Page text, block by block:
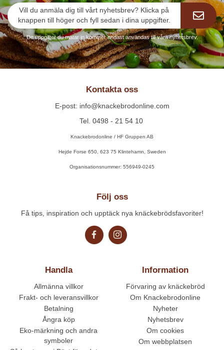
Vill du anmäla dig till vårt nyhetsbrev? Klicka på
knappen till höger och fyll sedan i dina uppgifter.
De uppgifter du matar in kommer endast användas till våra nyhetsbrev.
Kontakta oss
E-post: info@knackebrodonline.com
Tel. 0498 - 21 54 10
Knackebrodonline / HF Gruppen AB
Hejde Forse 650, 623 75 Klintehamn, Sweden
Organisationsnummer: 556949-0245
Handla
Allmänna villkor
Frakt- och leveransvillkor
Betalning
Ångra köp
Eko-märkning och andra
symboler
Information
Förvaring av knäckebröd
Om Knackebrodonline
Nyheter
Nyhetsbrev
Om cookies
Om webbplatsen
Följ oss
Få tips, inspiration och upptäck nya knäckebrödsfavoriter!